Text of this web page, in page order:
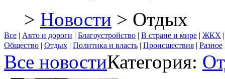
> Новости > Отдых
Все | Авто и дороги | Благоустройство | В стране и мире | ЖКХ
Общество | Отдых | Политика и власть | Происшествия | Разное
Все новостиКатегория: